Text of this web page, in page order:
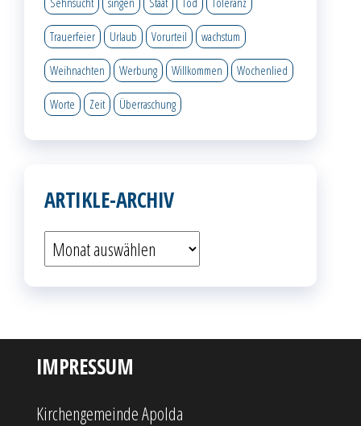
Trauerfeier Urlaub Vorurteil wachstum
Weihnachten Werbung Willkommen Wochenlied
Worte Zeit Überraschung
ARTIKLE-ARCHIV
Artikle-
IMPRESSUM
Kirchengemeinde Apolda